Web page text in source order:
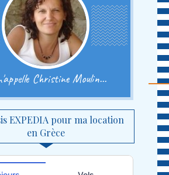
Christine Moulin...
EXPEDIA pour ma location
en Grèce